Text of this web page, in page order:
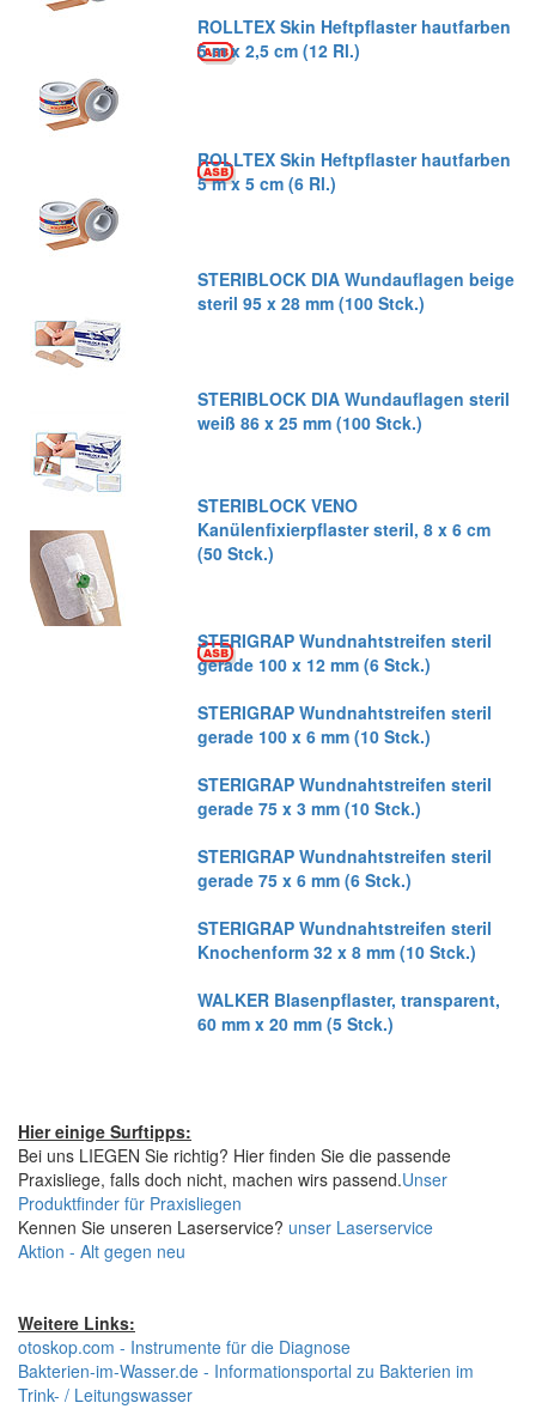
ROLLTEX Skin Heftpflaster hautfarben
5 m x 2,5 cm (12 Rl.)
ROLLTEX Skin Heftpflaster hautfarben
5 m x 5 cm (6 Rl.)
STERIBLOCK DIA Wundauflagen beige
steril 95 x 28 mm (100 Stck.)
STERIBLOCK DIA Wundauflagen steril
weiß 86 x 25 mm (100 Stck.)
STERIBLOCK VENO
Kanülenfixierpflaster steril, 8 x 6 cm
(50 Stck.)
STERIGRAP Wundnahtstreifen steril
gerade 100 x 12 mm (6 Stck.)
STERIGRAP Wundnahtstreifen steril
gerade 100 x 6 mm (10 Stck.)
STERIGRAP Wundnahtstreifen steril
gerade 75 x 3 mm (10 Stck.)
STERIGRAP Wundnahtstreifen steril
gerade 75 x 6 mm (6 Stck.)
STERIGRAP Wundnahtstreifen steril
Knochenform 32 x 8 mm (10 Stck.)
WALKER Blasenpflaster, transparent,
60 mm x 20 mm (5 Stck.)
Hier einige Surftipps:
Bei uns LIEGEN Sie richtig? Hier finden Sie die passende
Praxisliege, falls doch nicht, machen wirs passend.Unser
Produktfinder für Praxisliegen
Kennen Sie unseren Laserservice? unser Laserservice
Aktion - Alt gegen neu
Weitere Links:
otoskop.com - Instrumente für die Diagnose
Bakterien-im-Wasser.de - Informationsportal zu Bakterien im
Trink- / Leitungswasser